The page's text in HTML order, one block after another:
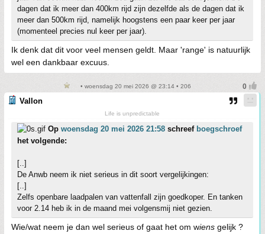
dagen dat ik meer dan 400km rijd zijn dezelfde als de dagen dat ik
meer dan 500km rijd, namelijk hoogstens een paar keer per jaar
(momenteel precies nul keer per jaar).
Ik denk dat dit voor veel mensen geldt. Maar 'range' is natuurlijk
wel een dankbaar excuus.
• woensdag 20 mei 2026 @ 23:14 • 206
Vallon
Life is unpredictable
Op woensdag 20 mei 2026 21:58 schreef boegschroef
het volgende:
[..]
De Anwb neem ik niet serieus in dit soort vergelijkingen:
[..]
Zelfs openbare laadpalen van vattenfall zijn goedkoper. En tanken
voor 2.14 heb ik in de maand mei volgensmij niet gezien.
Wie/wat neem je dan wel serieus of gaat het om wiens gelijk ?